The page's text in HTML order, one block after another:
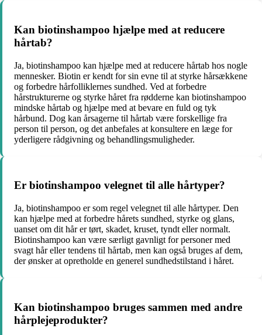
Kan biotinshampoo hjælpe med at reducere
hårtab?
Ja, biotinshampoo kan hjælpe med at reducere hårtab hos nogle
mennesker. Biotin er kendt for sin evne til at styrke hårsækkene
og forbedre hårfolliklernes sundhed. Ved at forbedre
hårstrukturerne og styrke håret fra rødderne kan biotinshampoo
mindske hårtab og hjælpe med at bevare en fuld og tyk
hårbund. Dog kan årsagerne til hårtab være forskellige fra
person til person, og det anbefales at konsultere en læge for
yderligere rådgivning og behandlingsmuligheder.
Er biotinshampoo velegnet til alle hårtyper?
Ja, biotinshampoo er som regel velegnet til alle hårtyper. Den
kan hjælpe med at forbedre hårets sundhed, styrke og glans,
uanset om dit hår er tørt, skadet, kruset, tyndt eller normalt.
Biotinshampoo kan være særligt gavnligt for personer med
svagt hår eller tendens til hårtab, men kan også bruges af dem,
der ønsker at opretholde en generel sundhedstilstand i håret.
Kan biotinshampoo bruges sammen med andre
hårplejeprodukter?